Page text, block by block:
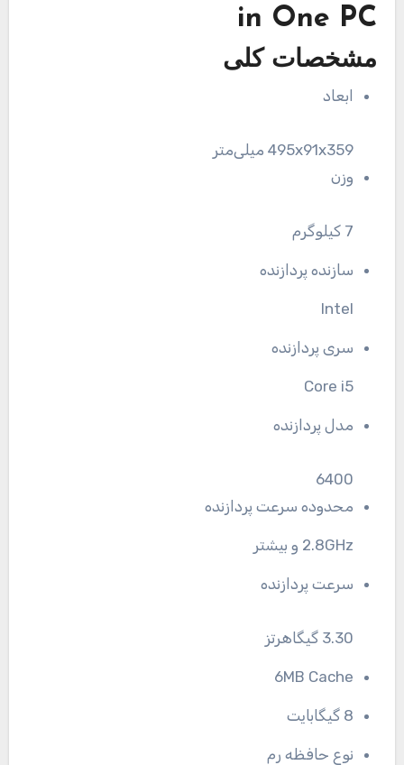
in One PC
مشخصات کلی
ابعاد
495x91x359 میلی‌متر
وزن
7 کیلوگرم
سازنده پردازنده
Intel
سری پردازنده
Core i5
مدل پردازنده
6400
محدوده سرعت پردازنده
2.8GHz و بیشتر
سرعت پردازنده
3.30 گیگاهرتز
6MB Cache
8 گیگابایت
نوع حافظه رم